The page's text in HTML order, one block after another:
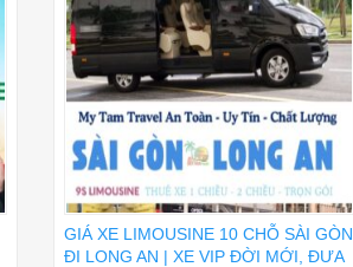
GIÁ XE LIMOUSINE 10 CHỖ SÀI GÒN
ĐI LONG AN | XE VIP ĐỜI MỚI, ĐƯA